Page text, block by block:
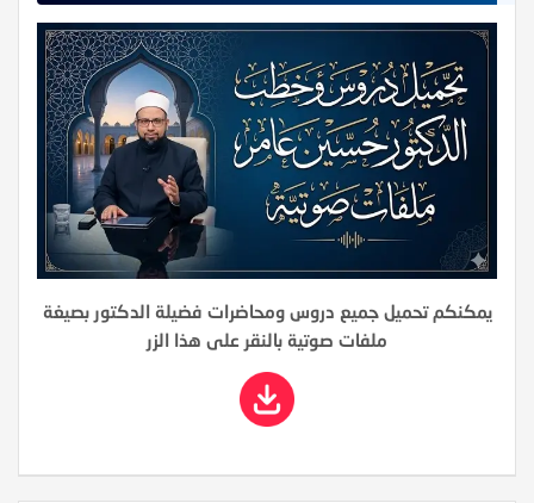
يمكنكم تحميل جميع دروس ومحاضرات فضيلة الدكتور بصيغة
ملفات صوتية بالنقر على هذا الزر